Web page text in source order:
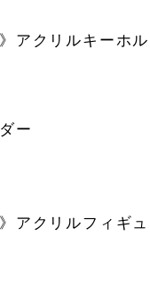
アクリルキーホル
ー
アクリルフィギュ